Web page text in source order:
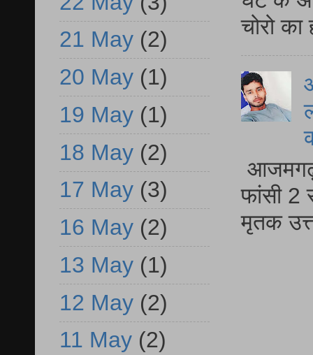
चोरो
आजमगढ़
फांसी 2
मृतक
21 May (2)
20 May (1)
19 May (1)
18 May (2)
17 May (3)
16 May (2)
13 May (1)
12 May (2)
11 May (2)